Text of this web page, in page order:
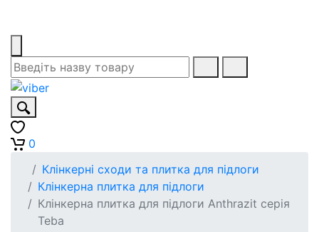
0
Клінкерні сходи та плитка для підлоги
Клінкерна плитка для підлоги
Клінкерна плитка для підлоги Anthrazit серія
Teba